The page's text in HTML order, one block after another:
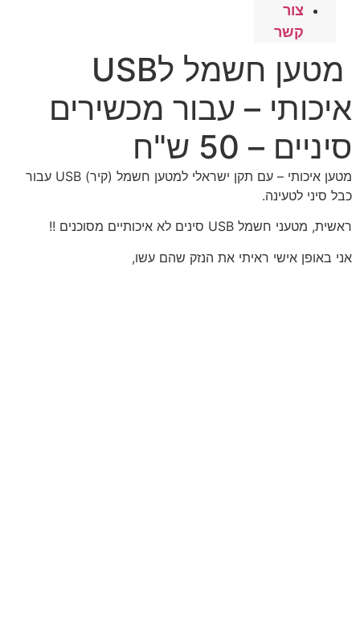
צור
קשר
מטען חשמל לUSB
איכותי – עבור מכשירים
סיניים – 50 ש"ח
מטען איכותי – עם תקן ישראלי למטען חשמל (קיר) USB עבור
כבל סיני לטעינה.
ראשית, מטעני חשמל USB סינים לא איכותיים מסוכנים !!
אני באופן אישי ראיתי את הנזק שהם עשו,